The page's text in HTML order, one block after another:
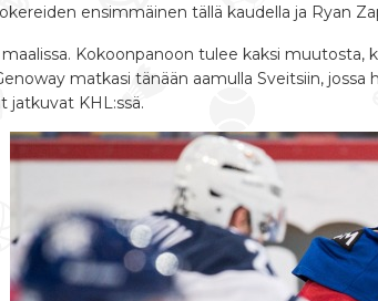
ensimmäinen tällä kaudella ja Ryan
Kokoonpanoon tulee kaksi muutosta,
matkasi tänään aamulla Sveitsiin,
jatkuvat KHL:ssä.